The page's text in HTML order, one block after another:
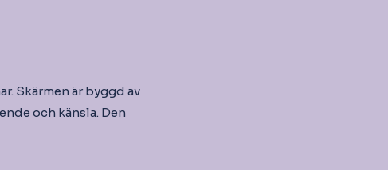
Skärmen är byggd av
och känsla. Den